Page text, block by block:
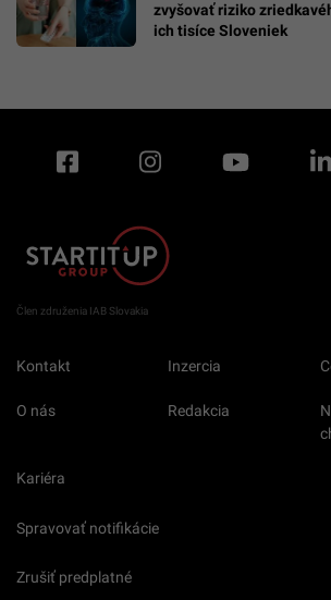
zvyšovať riziko
ich tisíce Sloveniek
Člen združenia IAB Slovakia
Kontakt Inzercia
O nás Redakcia
Kariéra
Spravovať notifikácie
Zrušiť predplatné